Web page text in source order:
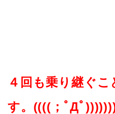
４回も乗り継ぐ
す。((((；ﾟДﾟ